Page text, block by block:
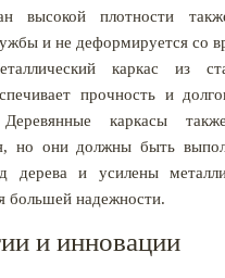
высокой плотности
и не деформируется со
каркас из
прочность и
Деревянные каркасы
но они должны быть
дерева и усилены
большей надежности.
и инновации